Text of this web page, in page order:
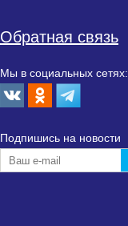
Обратная связь
Мы в социальных сетях:
Подпишиcь на новости